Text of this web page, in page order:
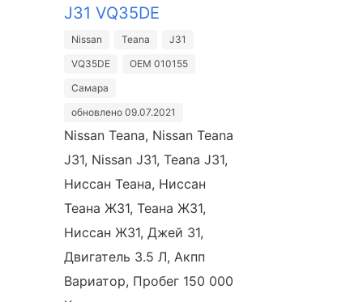
J31 VQ35DE
Nissan Teana
J31
VQ35DE
OEM 010155
Самара
обновлено 09.07.2021
Nissan Teana, Nissan Teana
J31, Nissan J31, Teana J31,
Ниссан Теана, Ниссан
Теана Ж31, Теана Ж31,
Ниссан Ж31, Джей 31,
Двигатель 3.5 Л, Акпп
Вариатор, Пробег 150 000